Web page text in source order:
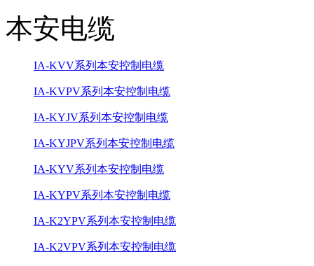
本安电缆
IA-KVV系列本安控制电缆
IA-KVPV系列本安控制电缆
IA-KYJV系列本安控制电缆
IA-KYJPV系列本安控制电缆
IA-KYV系列本安控制电缆
IA-KYPV系列本安控制电缆
IA-K2YPV系列本安控制电缆
IA-K2VPV系列本安控制电缆